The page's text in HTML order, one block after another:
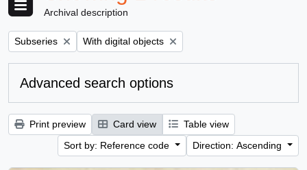
Archival description
Remove filter:
Subseries Remove filter:
With digital objects
Advanced search options
Print preview Card view
Table view
Sort by: Reference code
Direction: Ascending